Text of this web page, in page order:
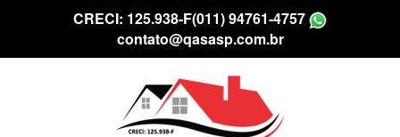
CRECI: 125.938-F(011) 94761-4757
contato@qasasp.com.br